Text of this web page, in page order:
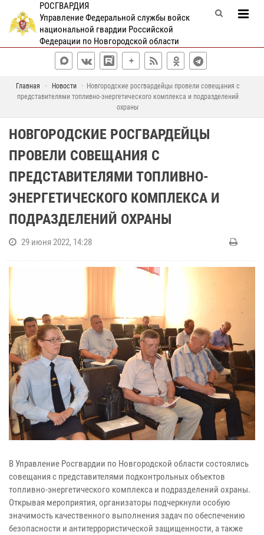
РОСГВАРДИЯ
Управление Федеральной службы войск
национальной гвардии Российской
Федерации по Новгородской области
Главная Новости
Новгородские росгвардейцы провели совещания с
представителями топливно-энергетического комплекса и подразделений
охраны
НОВГОРОДСКИЕ РОСГВАРДЕЙЦЫ
ПРОВЕЛИ СОВЕЩАНИЯ С
ПРЕДСТАВИТЕЛЯМИ ТОПЛИВНО-
ЭНЕРГЕТИЧЕСКОГО КОМПЛЕКСА И
ПОДРАЗДЕЛЕНИЙ ОХРАНЫ
29 июня 2022, 14:28
В Управление Росгвардии по Новгородской области состоялись
совещания с представителями подконтрольных объектов
топливно-энергетического комплекса и подразделений охраны.
Открывая мероприятия, организаторы подчеркнули особую
значимость качественного выполнения задач по обеспечению
безопасности и антитеррористической защищенности, а также